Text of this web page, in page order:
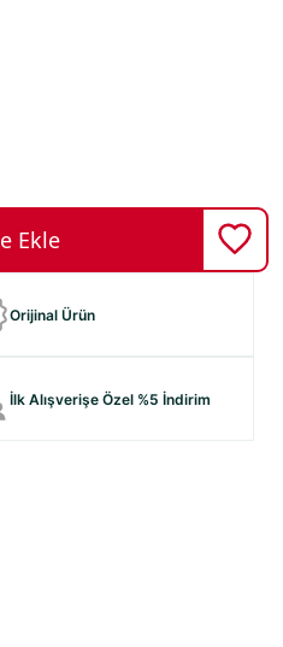
Orijinal Ürün
İlk Alışverişe Özel %5 İndirim